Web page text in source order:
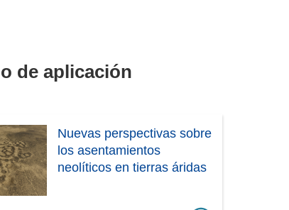
e
a
n
a
de aplicación
Nuevas perspectivas sobre
los asentamientos
neolíticos en tierras áridas